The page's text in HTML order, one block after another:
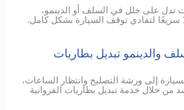
تدل على خلل في السلف أو الدينمو،
سريعًا لتفادي توقف السيارة بشكل كامل.
والدينمو تبديل بطاريات
إلى ورشة التصليح وانتظار الساعات،
من خلال خدمة تبديل بطاريات الفروانية